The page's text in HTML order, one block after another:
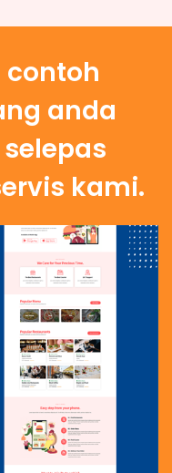
contoh
anda
kami.